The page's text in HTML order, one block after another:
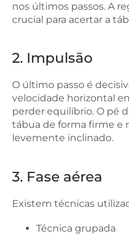
nos últimos passos. A
crucial para acertar a
2. Impulsão
O último passo é
velocidade horizontal
perder equilíbrio. O pé
tábua de forma firme e
levemente inclinado.
3. Fase aérea
Existem técnicas
Técnica grupada